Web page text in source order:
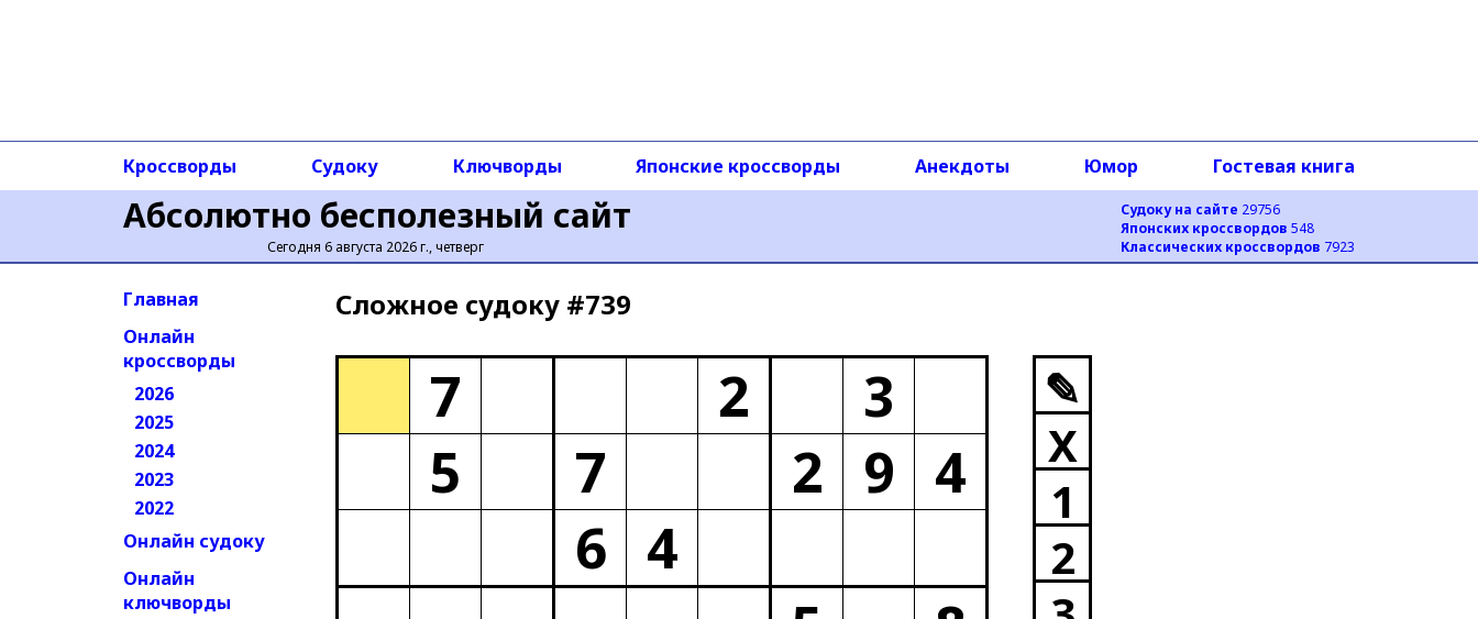
Абсолютно бесполезный сайт
Сегодня 6 августа 2026 г., четверг
Судоку на сайте 29756
Японских кроссвордов 548
Классических кроссвордов 7923
Кроссворды Судоку Ключворды Японские кроссворды Анекдоты Юмор Гостевая книга
Главная
Онлайн
кроссворды
2026
2025
2024
2023
2022
Онлайн судоку
Онлайн
ключворды
Сложное cудоку #739
7 2
3
5
7 2 9 4
6 4
✎
X
1
2